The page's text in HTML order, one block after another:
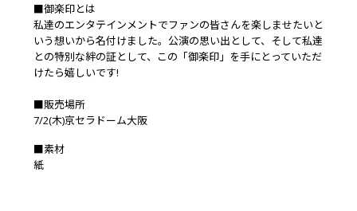
■御楽印とは
私達のエンタテインメントでファンの皆さんを楽しませたいと
いう想いから名付けました。公演の思い出として、そして私達
との特別な絆の証として、この「御楽印」を手にとっていただ
けたら嬉しいです!
■販売場所
7/2(木)京セラドーム大阪
■素材
紙